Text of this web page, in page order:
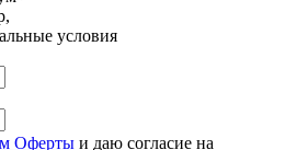
условия
Оферты и даю согласие на